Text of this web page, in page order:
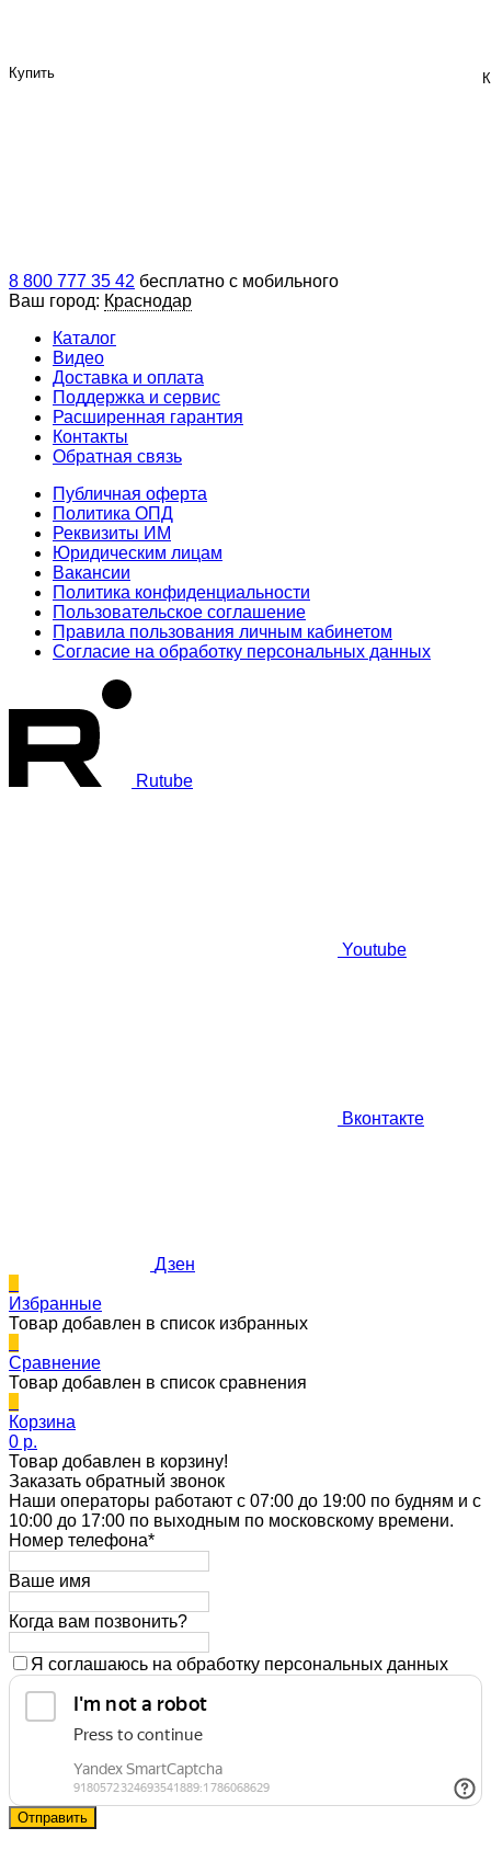
Купить
8 800 777 35 42 бесплатно с мобильного
Ваш город: Краснодар
Каталог
Видео
Доставка и оплата
Поддержка и сервис
Расширенная гарантия
Контакты
Обратная связь
Публичная оферта
Политика ОПД
Реквизиты ИМ
Юридическим лицам
Вакансии
Политика конфиденциальности
Пользовательское соглашение
Правила пользования личным кабинетом
Согласие на обработку персональных данных
Rutube
Youtube
Вконтакте
Дзен
Избранные
Товар добавлен в список избранных
Сравнение
Товар добавлен в список сравнения
Корзина
0 p.
Товар добавлен в корзину!
Заказать обратный звонок
Наши операторы работают с 07:00 до 19:00 по будням и с
10:00 до 17:00 по выходным по московскому времени.
Номер телефона*
Ваше имя
Когда вам позвонить?
Я соглашаюсь на обработку персональных данных